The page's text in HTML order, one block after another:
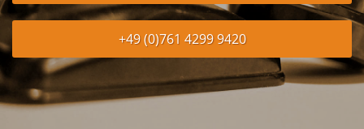
+49 (0)761 4299 9420